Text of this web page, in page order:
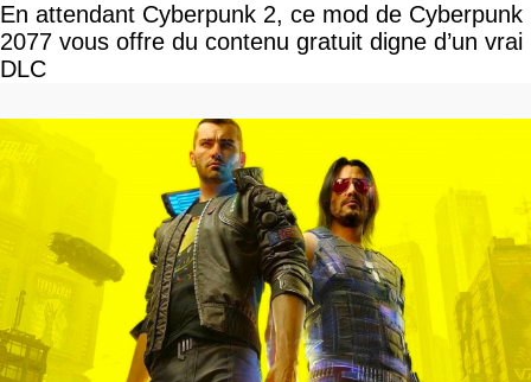
En attendant Cyberpunk 2, ce mod de Cyberpunk
2077 vous offre du contenu gratuit digne d’un vrai
DLC